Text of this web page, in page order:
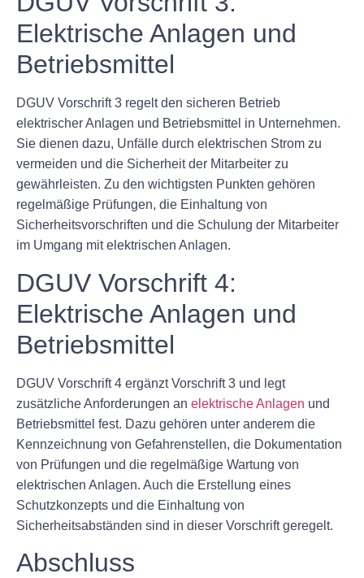
Elektrische Anlagen und
Betriebsmittel
DGUV Vorschrift 3 regelt den sicheren Betrieb
elektrischer Anlagen und Betriebsmittel in Unternehmen.
Sie dienen dazu, Unfälle durch elektrischen Strom zu
vermeiden und die Sicherheit der Mitarbeiter zu
gewährleisten. Zu den wichtigsten Punkten gehören
regelmäßige Prüfungen, die Einhaltung von
Sicherheitsvorschriften und die Schulung der Mitarbeiter
im Umgang mit elektrischen Anlagen.
DGUV Vorschrift 4:
Elektrische Anlagen und
Betriebsmittel
DGUV Vorschrift 4 ergänzt Vorschrift 3 und legt
zusätzliche Anforderungen an elektrische Anlagen und
Betriebsmittel fest. Dazu gehören unter anderem die
Kennzeichnung von Gefahrenstellen, die Dokumentation
von Prüfungen und die regelmäßige Wartung von
elektrischen Anlagen. Auch die Erstellung eines
Schutzkonzepts und die Einhaltung von
Sicherheitsabständen sind in dieser Vorschrift geregelt.
Abschluss